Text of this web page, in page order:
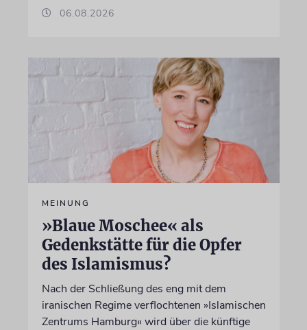
06.08.2026
MEINUNG
»Blaue Moschee« als
Gedenkstätte für die Opfer
des Islamismus?
Nach der Schließung des eng mit dem
iranischen Regime verflochtenen »Islamischen
Zentrums Hamburg« wird über die künftige